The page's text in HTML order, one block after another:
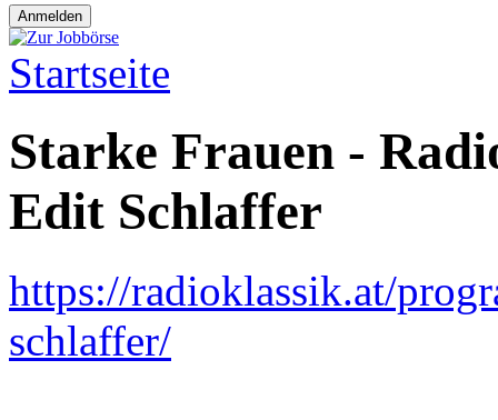
Sie sind hier
Startseite
Starke Frauen -
Edit Schlaffer
https://radioklassik.at/
schlaffer/